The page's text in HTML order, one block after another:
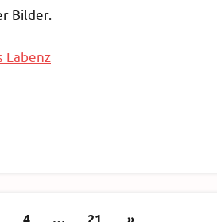
Bilder.
Labenz
4 … 21 Nächste
»